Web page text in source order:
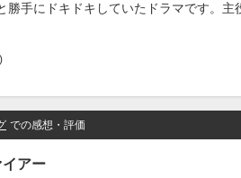
勝手にドキドキしていたドラマです。
での感想・評価
アー